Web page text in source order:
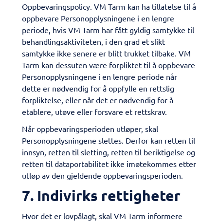
Oppbevaringspolicy. VM Tarm kan ha tillatelse til å
oppbevare Personopplysningene i en lengre
periode, hvis VM Tarm har fått gyldig samtykke til
behandlingsaktiviteten, i den grad et slikt
samtykke ikke senere er blitt trukket tilbake. VM
Tarm kan dessuten være forpliktet til å oppbevare
Personopplysningene i en lengre periode når
dette er nødvendig for å oppfylle en rettslig
forpliktelse, eller når det er nødvendig for å
etablere, utøve eller forsvare et rettskrav.
​Når oppbevaringsperioden utløper, skal
Personopplysningene slettes. Derfor kan retten til
innsyn, retten til sletting, retten til beriktigelse og
retten til dataportabilitet ikke imøtekommes etter
utløp av den gjeldende oppbevaringsperioden.
7. Indivirks rettigheter
Hvor det er lovpålagt, skal VM Tarm informere